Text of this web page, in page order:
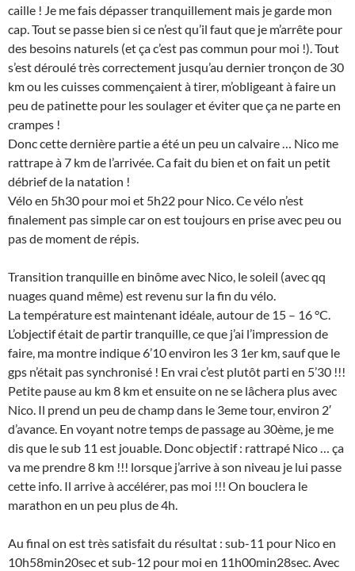
caille ! Je me fais dépasser tranquillement mais je garde mon
cap. Tout se passe bien si ce n’est qu’il faut que je m’arrête pour
des besoins naturels (et ça c’est pas commun pour moi !). Tout
s’est déroulé très correctement jusqu’au dernier tronçon de 30
km ou les cuisses commençaient à tirer, m’obligeant à faire un
peu de patinette pour les soulager et éviter que ça ne parte en
crampes !
Donc cette dernière partie a été un peu un calvaire … Nico me
rattrape à 7 km de l’arrivée. Ca fait du bien et on fait un petit
débrief de la natation !
Vélo en 5h30 pour moi et 5h22 pour Nico. Ce vélo n’est
finalement pas simple car on est toujours en prise avec peu ou
pas de moment de répis.
Transition tranquille en binôme avec Nico, le soleil (avec qq
nuages quand même) est revenu sur la fin du vélo.
La température est maintenant idéale, autour de 15 – 16 °C.
L’objectif était de partir tranquille, ce que j’ai l’impression de
faire, ma montre indique 6’10 environ les 3 1er km, sauf que le
gps n’était pas synchronisé ! En vrai c’est plutôt parti en 5’30 !!!
Petite pause au km 8 km et ensuite on ne se lâchera plus avec
Nico. Il prend un peu de champ dans le 3eme tour, environ 2′
d’avance. En voyant notre temps de passage au 30ème, je me
dis que le sub 11 est jouable. Donc objectif : rattrapé Nico … ça
va me prendre 8 km !!! lorsque j’arrive à son niveau je lui passe
cette info. Il arrive à accélérer, pas moi !!! On bouclera le
marathon en un peu plus de 4h.
Au final on est très satisfait du résultat : sub-11 pour Nico en
10h58min20sec et sub-12 pour moi en 11h00min28sec. Avec